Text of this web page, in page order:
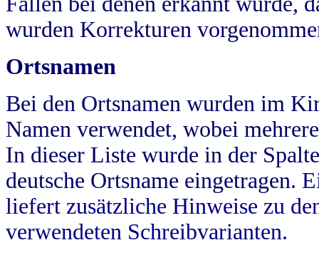
wurden Korrekturen
Ortsnamen
Bei den Ortsnamen wurden im
Namen verwendet, wobei
In dieser Liste wurde in der
deutsche Ortsname eingetragen.
liefert zusätzliche Hinweise zu
verwendeten Schreibvarianten.